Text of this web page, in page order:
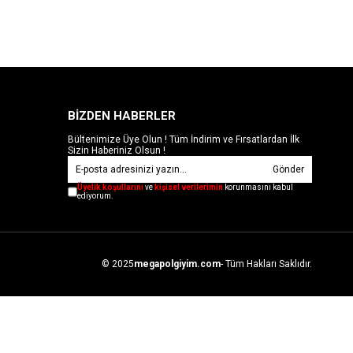
BİZDEN HABERLER
Bültenimize Üye Olun ! Tüm İndirim ve Fırsatlardan İlk
Sizin Haberiniz Olsun !
Gönder
Üyelik koşullarınıve kişisel verilerimin korunmasını kabul
ediyorum.
© 2025megapolgiyim.com- Tüm Hakları Saklıdır.